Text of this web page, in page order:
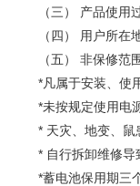
（三） 产品使
（四） 用户所
（五） 非保修范
*凡属于安装、使
*未按规定使用电
* 天灾、地变、
* 自行拆卸维修导
*蓄电池保用期三